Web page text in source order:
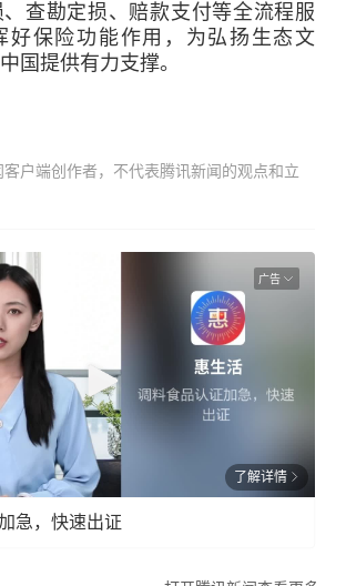
查勘定损、赔款支付等全流程服
好保险功能作用，为弘扬生态文
国提供有力支撑。
户端创作者，不代表腾讯新闻的观点和立
广告
了解详情
急，快速出证